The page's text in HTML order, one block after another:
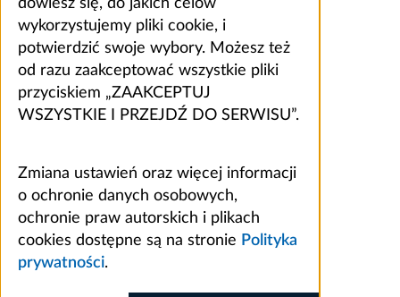
wykorzystujemy pliki cookie, i
potwierdzić swoje wybory. Możesz też
od razu zaakceptować wszystkie pliki
przyciskiem „ZAAKCEPTUJ
WSZYSTKIE I PRZEJDŹ DO SERWISU”.
Zmiana ustawień oraz więcej informacji
o ochronie danych osobowych,
ochronie praw autorskich i plikach
cookies dostępne są na stronie Polityka
prywatności.